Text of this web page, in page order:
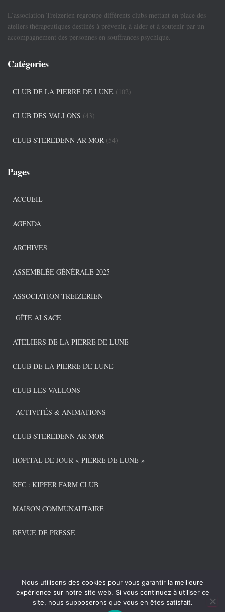
L’association Treizerien regroupe différents clubs mettant en place des
ateliers thérapeutiques destinés à prévenir, à aider et à soutenir par un
accompagnement des personnes en souffrances psychique.
Catégories
CLUB DE LA PIERRE DE LUNE (102)
CLUB DES VALLONS (43)
CLUB STEREDENN AR MOR (54)
Pages
ACCUEIL
AGENDA
ARCHIVES
ASSEMBLÉE GÉNÉRALE 2025
ASSOCIATION TREIZERIEN
GÎTE ALSACE
ATELIERS DE LA PIERRE DE LUNE
CLUB DE LA PIERRE DE LUNE
CLUB LES VALLONS
ACTIVITÉS & ANIMATIONS
CLUB STEREDENN AR MOR
HÔPITAL DE JOUR « PIERRE DE LUNE »
KFC : KIPFER FARM CLUB
MAISON COMMUNAUTAIRE
REVUE DE PRESSE
CONNEXION ADMIN POLITIQUE DE CONFIDENTIALITÉ
Hestia | Développé par
Nous utilisons des cookies pour vous garantir la meilleure
expérience sur notre site web. Si vous continuez à utiliser ce
site, nous supposerons que vous en êtes satisfait.